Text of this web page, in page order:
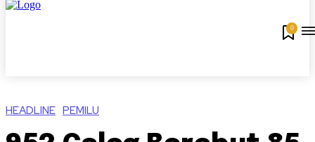
0
HEADLINE PEMILU